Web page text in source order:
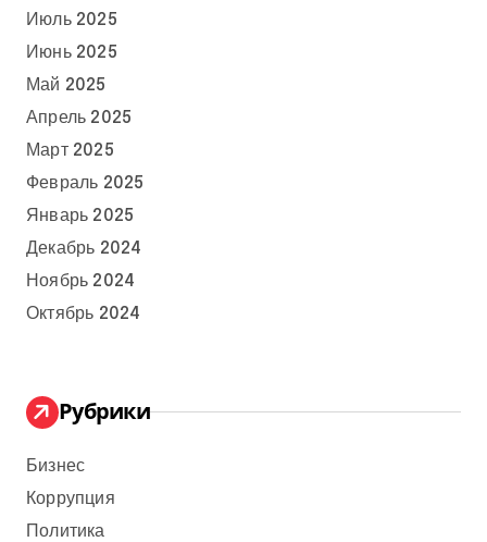
Июль 2025
Июнь 2025
Май 2025
Апрель 2025
Март 2025
Февраль 2025
Январь 2025
Декабрь 2024
Ноябрь 2024
Октябрь 2024
Рубрики
Бизнес
Коррупция
Политика